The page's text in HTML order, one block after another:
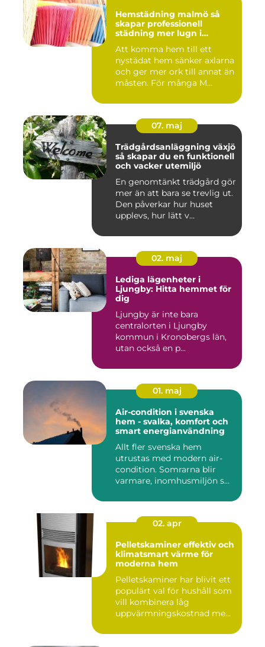
Hemstädning malmö så
skapar professionell
städning mer lugn i
Att komma hem till ett
nystädat hem sänker axlarna
och ger mer ork till annat än
måsten. För många M...
07. maj
Trädgårdsanläggning växjö
så skapar du en funktionell
och vacker utemiljö
En genomtänkt trädgård gör
mer än att bara se trevlig ut.
Den påverkar hur huset
upplevs, hur lätt v...
02. maj
Lediga lägenheter i
Ljungby: Hitta hemmet för
dig
Ljungby är inte bara
centralorten i Ljungby
kommun i Kronobergs län,
utan också en p...
01. maj
Air-condition i svenska
hem - svalka, komfort och
smart energianvändning
Allt fler svenska hem
utrustas med modern air-
condition. Somrarna blir
varmare, inomhusmiljön s...
02. apr
Pelletskaminer effektiv och
klimatsmart värme för
moderna hem
Pelletskaminer har blivit ett
populärt val för hushåll som
vill kombinera låg
uppvärmningskostnad me...